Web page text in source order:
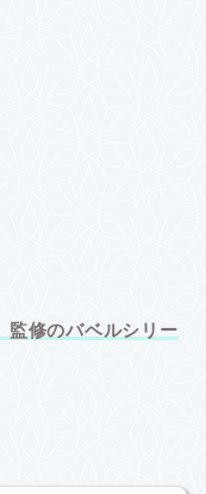
監修のバベルシリー